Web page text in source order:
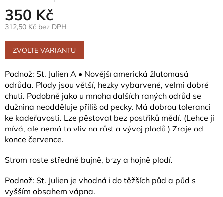
350 Kč
312,50 Kč bez DPH
Měrná
cena:
ZVOLTE VARIANTU
Podnož: St. Julien A • Novější americká žlutomasá
odrůda. Plody jsou větší, hezky vybarvené, velmi dobré
chuti. Podobně jako u mnoha dalších raných odrůd se
dužnina neodděluje příliš od pecky. Má dobrou toleranci
ke kadeřavosti. Lze pěstovat bez postřiků mědí. (Lehce ji
mívá, ale nemá to vliv na růst a vývoj plodů.) Zraje od
konce července.
Strom roste středně bujně, brzy a hojně plodí.
Podnož: St. Julien je vhodná i do těžších půd a půd s
vyšším obsahem vápna.